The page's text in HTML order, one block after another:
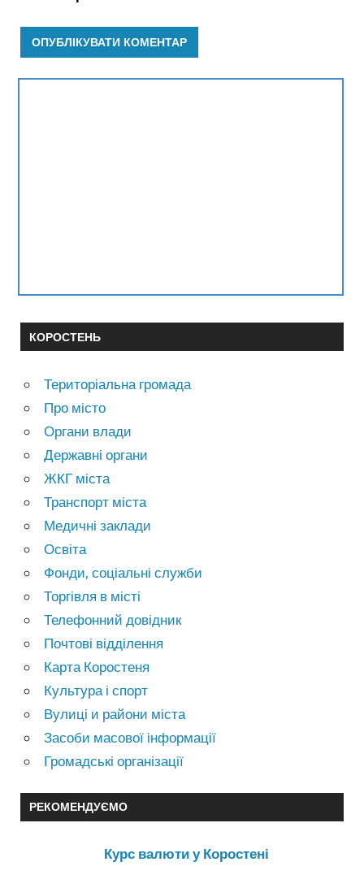
КОРОСТЕНЬ
Територіальна громада
Про місто
Органи влади
Державні органи
ЖКГ міста
Транспорт міста
Медичні заклади
Освіта
Фонди, соціальні служби
Торгівля в місті
Телефонний довідник
Почтові відділення
Карта Коростеня
Культура і спорт
Вулиці и райони міста
Засоби масової інформації
Громадські організації
РЕКОМЕНДУЄМО
Курс валюти у Коростені